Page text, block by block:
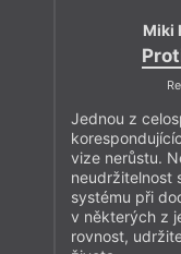
Miki
Jednou z
vize nerůstu.
neudržitelnost
systému při
v některých z
rovnost,